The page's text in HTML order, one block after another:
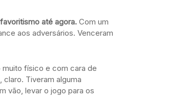
até agora. Com um
aos adversários. Venceram
muito físico e com cara de
Tiveram alguma
vão, levar o jogo para os